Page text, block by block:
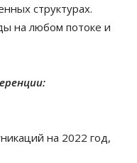
структурах.
на любом потоке и
на 2022 год,